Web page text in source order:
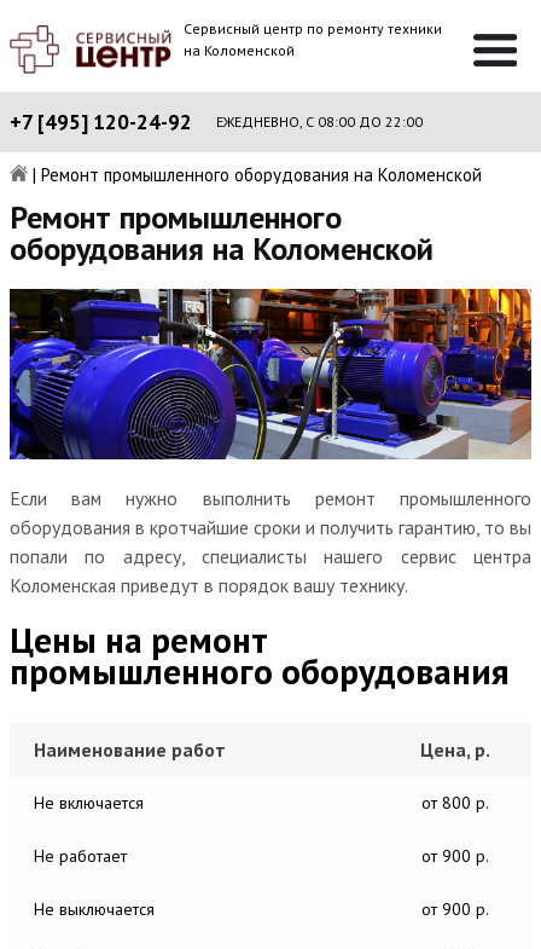
Сервисный центр по ремонту техники
на Коломенской
+7 [495] 120-24-92 ЕЖЕДНЕВНО, С 08:00 ДО 22:00
| Ремонт промышленного оборудования на Коломенской
Ремонт промышленного
оборудования на Коломенской
Если вам нужно выполнить ремонт промышленного
оборудования в кротчайшие сроки и получить гарантию, то вы
попали по адресу, специалисты нашего сервис центра
Коломенская приведут в порядок вашу технику.
Цены на ремонт
промышленного оборудования
Наименование работ Цена, р.
Не включается от 800 р.
Не работает от 900 р.
Не выключается от 900 р.